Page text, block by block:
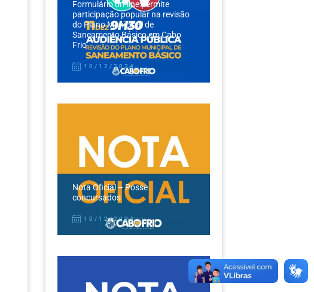
Formulário on-line permite
participação popular na revisão
do Plano Municipal de
Saneamento Básico em Cabo
Frio
10/12/2024
Nota Oficial – Posse
concursados
10/12/2024